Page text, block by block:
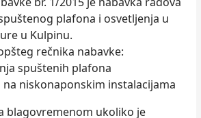
plafona i osvetljenja u
u Kulpinu.
rečnika nabavke:
spuštenih plafona
na niskonaponskim instalacijama
blagovremenom ukoliko je